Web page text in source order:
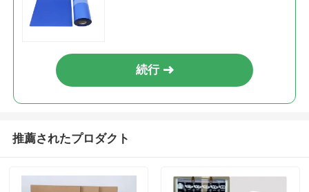
続行
推薦されたプロダクト